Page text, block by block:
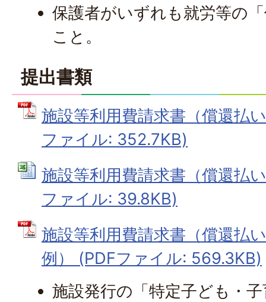
保護者がいずれも就労等の
こと。
提出書類
施設等利用費請求書（償還払
ファイル: 352.7KB)
施設等利用費請求書（償還払
ファイル: 39.8KB)
施設等利用費請求書（償還払
例） (PDFファイル: 569.3KB)
施設発行の「特定子ども・